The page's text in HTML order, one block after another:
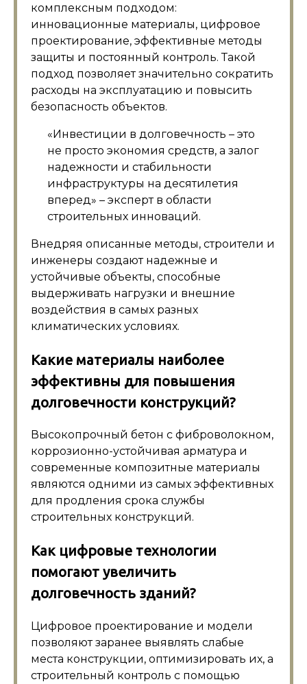
комплексным подходом:
инновационные материалы, цифровое
проектирование, эффективные методы
защиты и постоянный контроль. Такой
подход позволяет значительно сократить
расходы на эксплуатацию и повысить
безопасность объектов.
«Инвестиции в долговечность – это
не просто экономия средств, а залог
надежности и стабильности
инфраструктуры на десятилетия
вперед» – эксперт в области
строительных инноваций.
Внедряя описанные методы, строители и
инженеры создают надежные и
устойчивые объекты, способные
выдерживать нагрузки и внешние
воздействия в самых разных
климатических условиях.
Какие материалы наиболее
эффективны для повышения
долговечности конструкций?
Высокопрочный бетон с фиброволокном,
коррозионно-устойчивая арматура и
современные композитные материалы
являются одними из самых эффективных
для продления срока службы
строительных конструкций.
Как цифровые технологии
помогают увеличить
долговечность зданий?
Цифровое проектирование и модели
позволяют заранее выявлять слабые
места конструкции, оптимизировать их, а
строительный контроль с помощью